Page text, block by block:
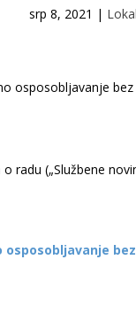
srp 8, 2021 |
radu („Službene
osposobljavanje